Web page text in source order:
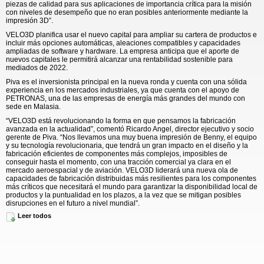
piezas de calidad para sus aplicaciones de importancia crítica para la misión
con niveles de desempeño que no eran posibles anteriormente mediante la
impresión 3D”.
VELO3D planifica usar el nuevo capital para ampliar su cartera de productos e
incluir más opciones automáticas, aleaciones compatibles y capacidades
ampliadas de software y hardware. La empresa anticipa que el aporte de
nuevos capitales le permitirá alcanzar una rentabilidad sostenible para
mediados de 2022.
Piva es el inversionista principal en la nueva ronda y cuenta con una sólida
experiencia en los mercados industriales, ya que cuenta con el apoyo de
PETRONAS, una de las empresas de energía más grandes del mundo con
sede en Malasia.
“VELO3D está revolucionando la forma en que pensamos la fabricación
avanzada en la actualidad”, comentó Ricardo Angel, director ejecutivo y socio
gerente de Piva. “Nos llevamos una muy buena impresión de Benny, el equipo
y su tecnología revolucionaria, que tendrá un gran impacto en el diseño y la
fabricación eficientes de componentes más complejos, imposibles de
conseguir hasta el momento, con una tracción comercial ya clara en el
mercado aeroespacial y de aviación. VELO3D liderará una nueva ola de
capacidades de fabricación distribuidas más resilientes para los componentes
más críticos que necesitará el mundo para garantizar la disponibilidad local de
productos y la puntualidad en los plazos, a la vez que se mitigan posibles
disrupciones en el futuro a nivel mundial”.
Fundada en 2015, VELO3D operó en una modalidad "invisible" durante los
Leer todos